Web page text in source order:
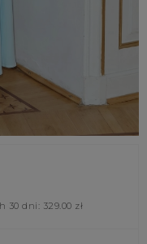
30 dni: 329.00 zł